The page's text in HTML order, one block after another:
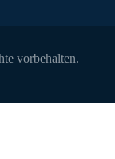
vorbehalten.